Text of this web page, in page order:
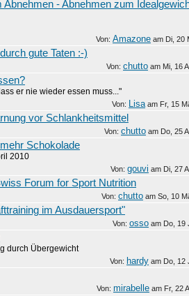
- Abnehmen zum
Von: Amazone am Di, 20
gute Taten :-)
Von: chutto am Mi, 16
er nie wieder essen muss..."
Von: Lisa am Fr, 15
vor Schlankheitsmittel
Von: chutto am Do, 25
Schokolade
2010
Von: gouvi am Di, 27
Forum for Sport Nutrition
Von: chutto am So, 10
im Ausdauersport"
Von: osso am Do, 19
durch Übergewicht
Von: hardy am Do, 12
Von: mirabelle am Fr, 22